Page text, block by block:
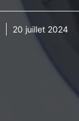
20 juillet 2024